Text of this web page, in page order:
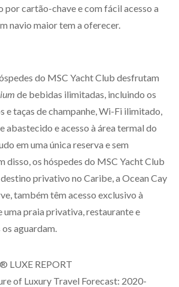
por cartão-chave e com fácil acesso a
navio maior tem a oferecer.
do MSC Yacht Club desfrutam
de bebidas ilimitadas, incluindo os
e taças de champanhe, Wi-Fi ilimitado,
e acesso à área termal do
em uma única reserva e sem
disso, os hóspedes do MSC Yacht Club
privativo no Caribe, a Ocean Cay
também têm acesso exclusivo à
uma praia privativa, restaurante e
aguardam.
LUXE REPORT
of Luxury Travel Forecast: 2020-